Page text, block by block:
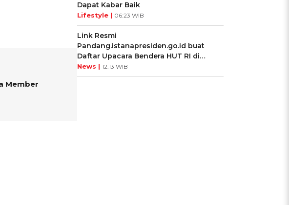
Member
Dapat Kabar Baik
Lifestyle | 06:23 WIB
Link Resmi
Pandang.istanapresiden.go.id buat
Daftar Upacara Bendera HUT RI di
Istana Negara
News | 12:13 WIB